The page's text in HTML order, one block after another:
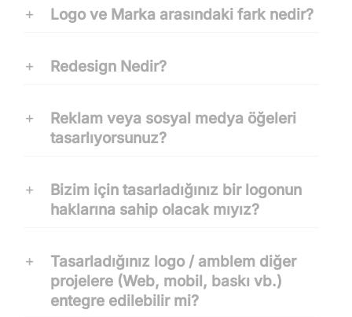
Logo ve Marka arasındaki fark nedir?
Redesign Nedir?
Reklam veya sosyal medya öğeleri
tasarlıyorsunuz?
Bizim için tasarladığınız bir logonun
haklarına sahip olacak mıyız?
Tasarladığınız logo / amblem diğer
projelere (Web, mobil, baskı vb.)
entegre edilebilir mi?